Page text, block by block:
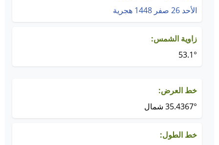
الأحد 26 صفر 1448 هجرية
زاوية الشمس:
53.1°
خط العرض:
35.4367° شمال
خط الطول: